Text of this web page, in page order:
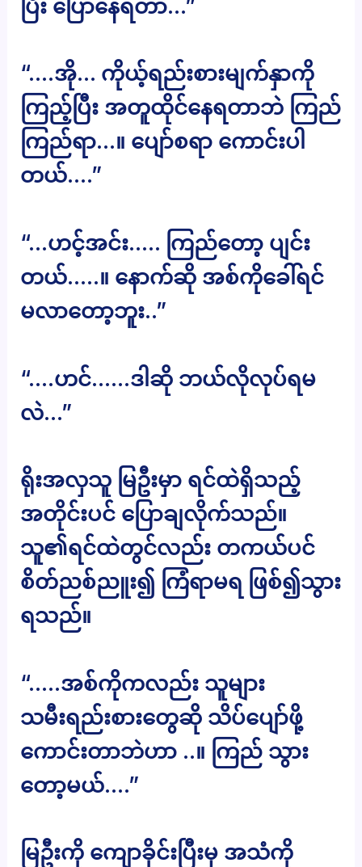
ပြီး ပြောနေရတာ…”
“….အို… ကိုယ့်ရည်းစားမျက်နှာကို
ကြည့်ပြီး အတူထိုင်နေရတာဘဲ ကြည်
ကြည်ရာ…။ ပျော်စရာ ကောင်းပါ
တယ်….”
“…ဟင့်အင်း….. ကြည်တော့ ပျင်း
တယ်…..။ နောက်ဆို အစ်ကိုခေါ်ရင်
မလာတော့ဘူး..”
“….ဟင်……ဒါဆို ဘယ်လိုလုပ်ရမ
လဲ…”
ရိုးအလှသူ မြဦးမှာ ရင်ထဲရှိသည့်
အတိုင်းပင် ပြောချလိုက်သည်။
သူ၏ရင်ထဲတွင်လည်း တကယ်ပင်
စိတ်ညစ်ညူး၍ ကြံရာမရ ဖြစ်၍သွား
ရသည်။
“…..အစ်ကိုကလည်း သူများ
သမီးရည်းစားတွေဆို သိပ်ပျော်ဖို့
ကောင်းတာဘဲဟာ ..။ ကြည် သွား
တော့မယ်….”
မြဦးကို ကျောခိုင်းပြီးမှ အသံကို